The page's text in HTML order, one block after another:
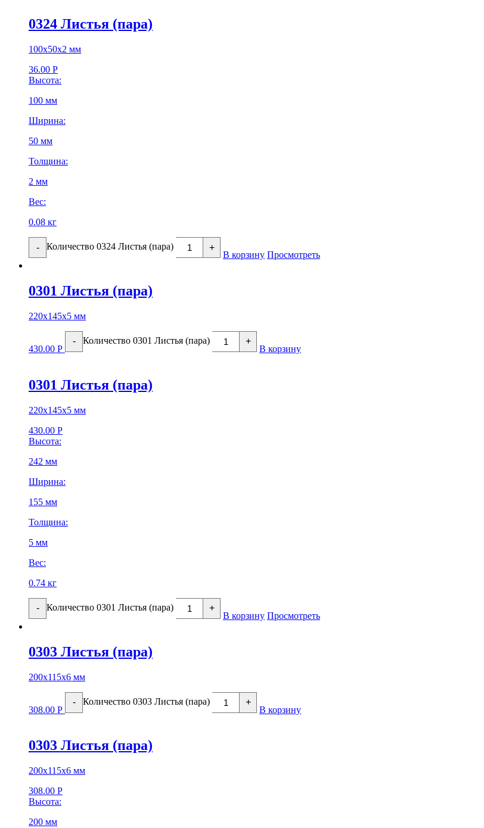
0324 Листья (пара)
100х50х2 мм
36.00 Р
Высота:
100 мм
Ширина:
50 мм
Толщина:
2 мм
Вес:
0.08 кг
- Количество 0324 Листья (пара) +
В корзину Просмотреть
0301 Листья (пара)
220х145х5 мм
430.00 Р
- Количество 0301 Листья (пара) +
В корзину
0301 Листья (пара)
220х145х5 мм
430.00 Р
Высота:
242 мм
Ширина:
155 мм
Толщина:
5 мм
Вес:
0.74 кг
- Количество 0301 Листья (пара) +
В корзину Просмотреть
0303 Листья (пара)
200х115х6 мм
308.00 Р
- Количество 0303 Листья (пара) +
В корзину
0303 Листья (пара)
200х115х6 мм
308.00 Р
Высота:
200 мм